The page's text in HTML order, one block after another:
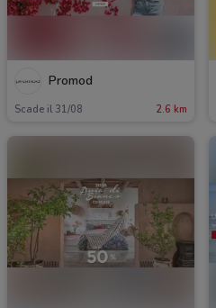
Promod
Scade il 31/08 2.6 km